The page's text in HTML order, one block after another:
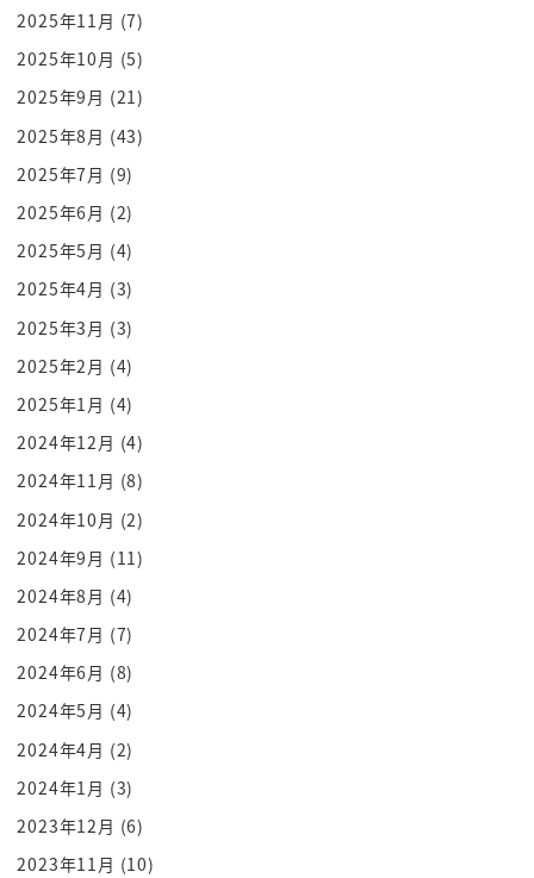
こういう系趣味道であります bar パラシュート下調
べが開いた後
うわああああああわかりますその気持ちへ
ないですよ
うわあああっ
その後ですねパッと音聞かれるんですねいい声じゃ
な
お主は誰じゃ
これをですねナマズが効いてるわけですね d 声じゃ
なお主は誰じゃ
その時ね今までいた場所が
をね眼下に広がってるんですよね
そんなの見下ろしながらですね
僕は虎なぁ
青いとラガー
叫んで
そうか
かっこいいなと言ってをワール
というお話なんですねこれすごいーっと思いました
僕らこれめちゃくちゃいいぞ
なんでだなんでこれいいんだ
自分なら分析しましたねまずね
青い虎っていうのは違和感まずは感じてないんです
よ
でも青いのがやってきましたって最初の表現してる
2025年11月 (7)
2025年10月 (5)
2025年9月 (21)
2025年8月 (43)
2025年7月 (9)
2025年6月 (2)
2025年5月 (4)
2025年4月 (3)
2025年3月 (3)
2025年2月 (4)
2025年1月 (4)
2024年12月 (4)
2024年11月 (8)
2024年10月 (2)
2024年9月 (11)
2024年8月 (4)
2024年7月 (7)
2024年6月 (8)
2024年5月 (4)
2024年4月 (2)
2024年1月 (3)
2023年12月 (6)
2023年11月 (10)